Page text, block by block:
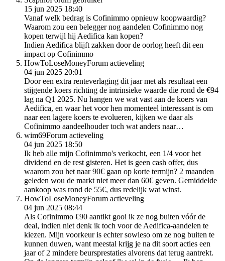
15 jun 2025 18:40
Vanaf welk bedrag is Cofinimmo opnieuw koopwaardig?
Waarom zou een belegger nog aandelen Cofinimmo nog
kopen terwijl hij Aedifica kan kopen?
Indien Aedifica blijft zakken door de oorlog heeft dit een
impact op Cofinimmo
HowToLoseMoneyForum actieveling
04 jun 2025 20:01
Door een extra renteverlaging dit jaar met als resultaat een
stijgende koers richting de intrinsieke waarde die rond de €94
lag na Q1 2025. Nu hangen we wat vast aan de koers van
Aedifica, en waar het voor hen momenteel interessant is om
naar een lagere koers te evolueren, kijken we daar als
Cofinimmo aandeelhouder toch wat anders naar…
wim69Forum actieveling
04 jun 2025 18:50
Ik heb alle mijn Cofinimmo's verkocht, een 1/4 voor het
dividend en de rest gisteren. Het is geen cash offer, dus
waarom zou het naar 90€ gaan op korte termijn? 2 maanden
geleden wou de markt niet meer dan 60€ geven. Gemiddelde
aankoop was rond de 55€, dus redelijk wat winst.
HowToLoseMoneyForum actieveling
04 jun 2025 08:44
Als Cofinimmo €90 aantikt gooi ik ze nog buiten vóór de
deal, indien niet denk ik toch voor de Aedifica-aandelen te
kiezen. Mijn voorkeur is echter sowieso om ze nog buiten te
kunnen duwen, want meestal krijg je na dit soort acties een
jaar of 2 mindere beursprestaties alvorens dat terug aantrekt.